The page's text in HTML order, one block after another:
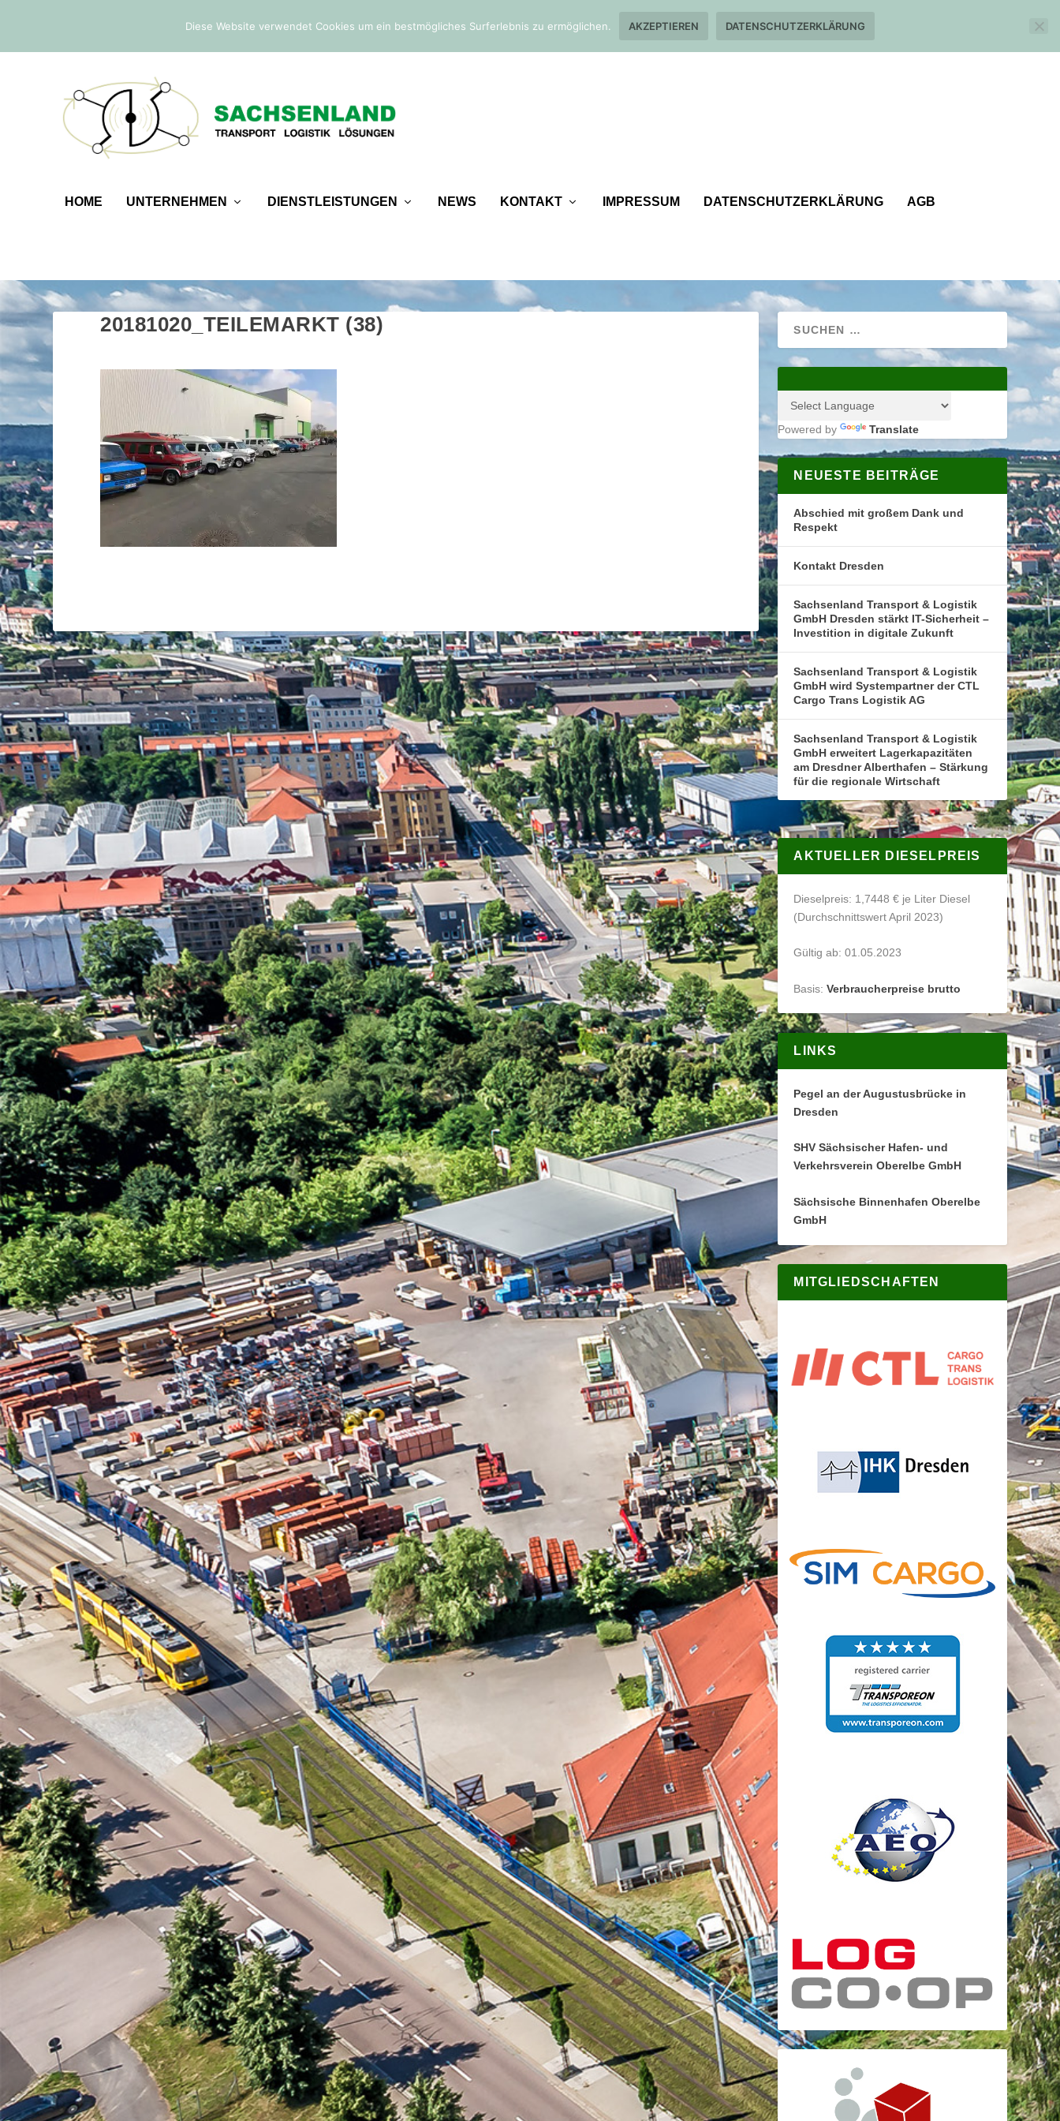
Zoll- und Außenwirtschaftsrecht
HOME UNTERNEHMEN DIENSTLEISTUNGEN NEWS KONTAKT IMPRESSUM DATENSCHUTZERKLÄRUNG AGB
20181020_TEILEMARKT (38)
Powered by Translate
NEUESTE BEITRÄGE
Abschied mit großem Dank und
Respekt
Kontakt Dresden
Sachsenland Transport & Logistik
GmbH Dresden stärkt IT-Sicherheit –
Investition in digitale Zukunft
Sachsenland Transport & Logistik
GmbH wird Systempartner der CTL
Cargo Trans Logistik AG
Sachsenland Transport & Logistik
GmbH erweitert Lagerkapazitäten
am Dresdner Alberthafen – Stärkung
für die regionale Wirtschaft
AKTUELLER DIESELPREIS
Dieselpreis: 1,7448 € je Liter Diesel
(Durchschnittswert April 2023)
Gültig ab: 01.05.2023
Basis:Verbraucherpreise brutto
LINKS
Pegel an der Augustusbrücke in
Dresden
SHV Sächsischer Hafen- und
Verkehrsverein Oberelbe GmbH
Sächsische Binnenhafen Oberelbe
GmbH
MITGLIEDSCHAFTEN
Diese Website verwendet Cookies um ein bestmögliches Surferlebnis zu ermöglichen. AKZEPTIEREN DATENSCHUTZERKLÄRUNG